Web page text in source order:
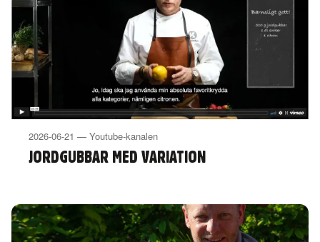
2026-06-21 — Youtube-kanalen
JORDGUBBAR MED VARIATION